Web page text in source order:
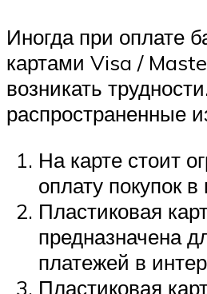
Иногда при оплате
картами Visa /
возникать
распространенные
На карте стоит
оплату покупок в
Пластиковая
предназначена
платежей в
Пластиковая